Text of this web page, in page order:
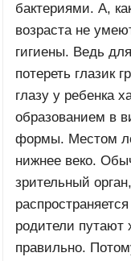
бактериями. А,
возраста не
гигиены. Ведь
потереть глазик
глазу у ребенка
образованием в
формы. Местом
нижнее веко.
зрительный
родители путают
правильно.